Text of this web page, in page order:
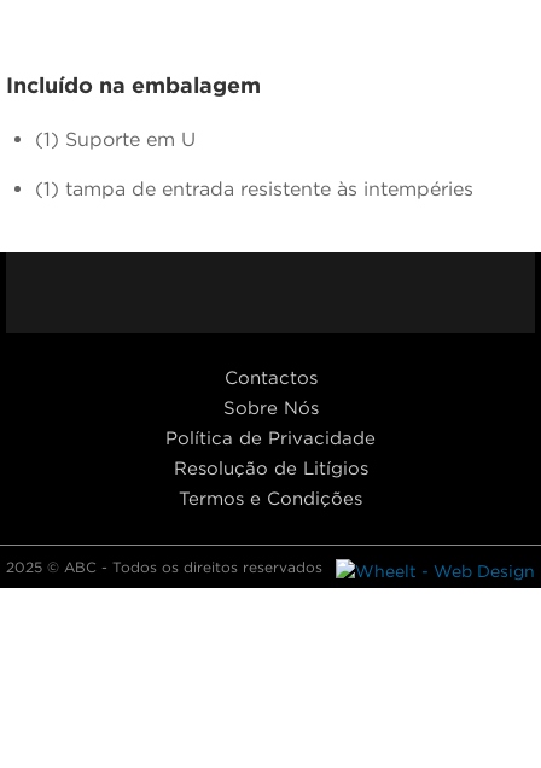
Incluído na embalagem
(1) Suporte em U
(1) tampa de entrada resistente às intempéries
Contactos
Sobre Nós
Política de Privacidade
Resolução de Litígios
Termos e Condições
2025 © ABC - Todos os direitos reservados